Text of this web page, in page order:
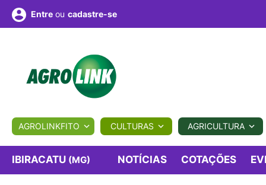
BIOLÓGICOS COTAÇÕES NOTÍCIAS
Entre ou cadastre-se
AGROLINKFITO CULTURAS AGRICULTURA
IBIRACATU (MG) NOTÍCIAS COTAÇÕES